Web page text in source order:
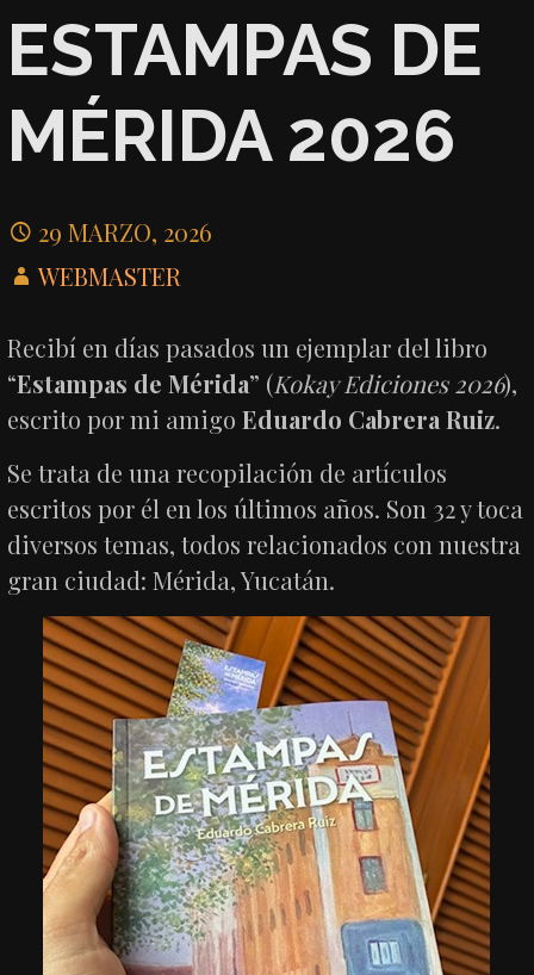
ESTAMPAS DE
MÉRIDA 2026
29 MARZO, 2026
WEBMASTER
Recibí en días pasados un ejemplar del libro
“Estampas de Mérida” (Kokay Ediciones 2026),
escrito por mi amigoEduardo Cabrera Ruiz.
Se trata de una recopilación de artículos
escritos por él en los últimos años. Son 32 y toca
diversos temas, todos relacionados con nuestra
gran ciudad: Mérida, Yucatán.